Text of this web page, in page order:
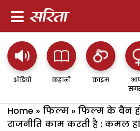
ऑडियो कहानी क्राइम
Home » फिल्म » फिल्म के बैन
राजनीति काम करती है : कमल